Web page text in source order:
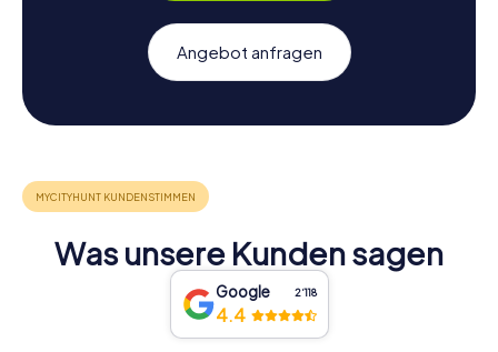
Angebot anfragen
Was unsere Kunden sagen
Google 2‘118
4.4